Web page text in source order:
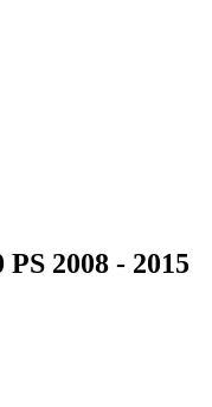
2008 - 2015